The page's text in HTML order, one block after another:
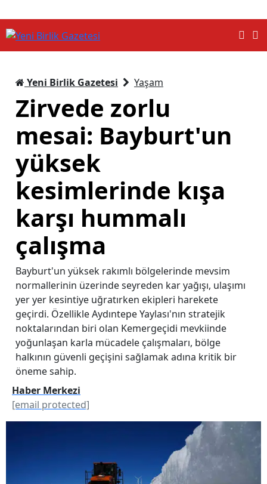
Yeni Birlik Gazetesi Yaşam
Zirvede zorlu
mesai: Bayburt'un
yüksek
kesimlerinde kışa
karşı hummalı
çalışma
Bayburt'un yüksek rakımlı bölgelerinde mevsim
normallerinin üzerinde seyreden kar yağışı, ulaşımı
yer yer kesintiye uğratırken ekipleri harekete
geçirdi. Özellikle Aydıntepe Yaylası'nın stratejik
noktalarından biri olan Kemergeçidi mevkiinde
yoğunlaşan karla mücadele çalışmaları, bölge
halkının güvenli geçişini sağlamak adına kritik bir
öneme sahip.
Haber Merkezi
[email protected]